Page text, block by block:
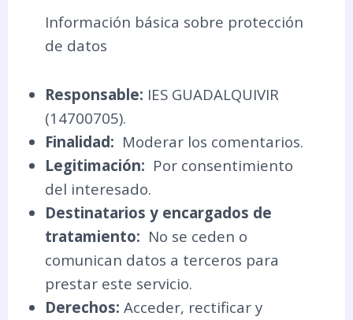
Información básica sobre protección
de datos
Responsable: IES GUADALQUIVIR
(14700705).
Finalidad: Moderar los comentarios.
Legitimación: Por consentimiento
del interesado.
Destinatarios y encargados de
tratamiento: No se ceden o
comunican datos a terceros para
prestar este servicio.
Derechos: Acceder, rectificar y